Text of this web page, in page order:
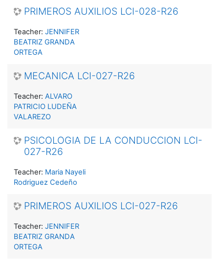
PRIMEROS AUXILIOS LCI-028-R26
Teacher: JENNIFER
BEATRIZ GRANDA
ORTEGA
MECANICA LCI-027-R26
Teacher: ALVARO
PATRICIO LUDEÑA
VALAREZO
PSICOLOGIA DE LA CONDUCCION LCI-
027-R26
Teacher: Maria Nayeli
Rodriguez Cedeño
PRIMEROS AUXILIOS LCI-027-R26
Teacher: JENNIFER
BEATRIZ GRANDA
ORTEGA